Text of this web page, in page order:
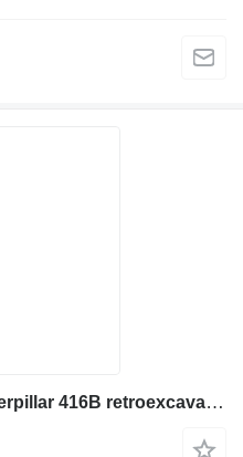
109-6444 cableado para Caterpillar 416B retroexcavadora